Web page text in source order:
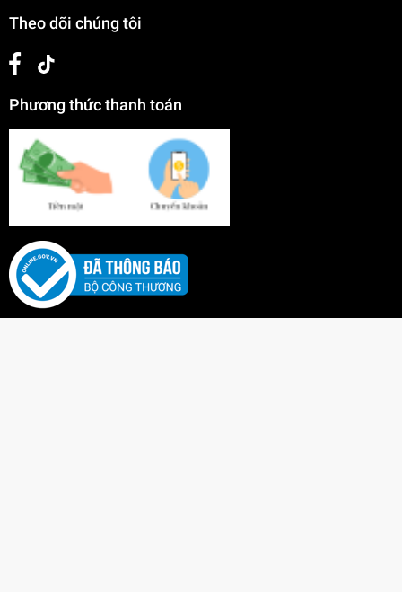
Theo dõi chúng tôi
Phương thức thanh toán